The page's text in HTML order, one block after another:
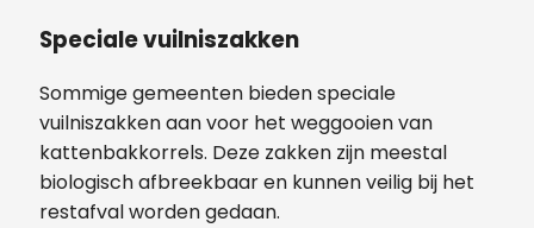
Speciale vuilniszakken
Sommige gemeenten bieden speciale
vuilniszakken aan voor het weggooien van
kattenbakkorrels. Deze zakken zijn meestal
biologisch afbreekbaar en kunnen veilig bij het
restafval worden gedaan.